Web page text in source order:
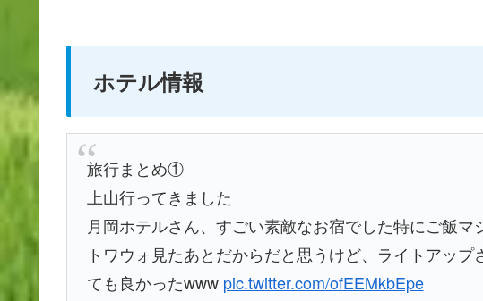
ホテル情報
旅行まとめ①
上山行ってきました
月岡ホテルさん、すごい素敵なお宿でした特にご飯マ
トワウォ見たあとだからだと思うけど、ライトアッ
ても良かったwww pic.twitter.com/ofEEMkbEpe